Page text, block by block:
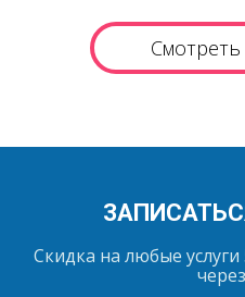
Скидка на любые услуги